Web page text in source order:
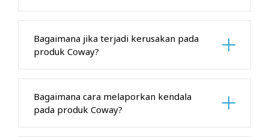
Bagaimana jika terjadi kerusakan pada
produk Coway?
Bagaimana cara melaporkan kendala
pada produk Coway?